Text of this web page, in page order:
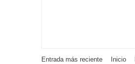
Entrada más reciente Inicio